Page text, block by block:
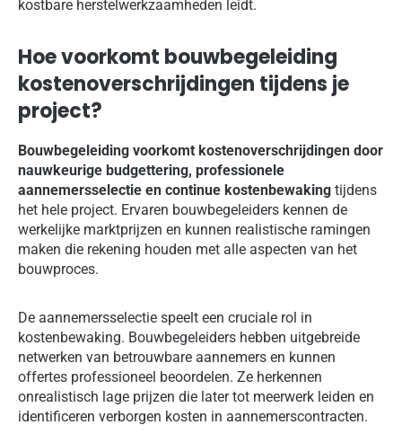
kostbare herstelwerkzaamheden leidt.
Hoe voorkomt bouwbegeleiding
kostenoverschrijdingen tijdens je
project?
Bouwbegeleiding voorkomt kostenoverschrijdingen door
nauwkeurige budgettering, professionele
aannemersselectie en continue kostenbewaking tijdens
het hele project. Ervaren bouwbegeleiders kennen de
werkelijke marktprijzen en kunnen realistische ramingen
maken die rekening houden met alle aspecten van het
bouwproces.
De aannemersselectie speelt een cruciale rol in
kostenbewaking. Bouwbegeleiders hebben uitgebreide
netwerken van betrouwbare aannemers en kunnen
offertes professioneel beoordelen. Ze herkennen
onrealistisch lage prijzen die later tot meerwerk leiden en
identificeren verborgen kosten in aannemerscontracten.